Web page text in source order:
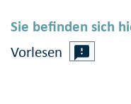
Sie befinden sich
Vorlesen